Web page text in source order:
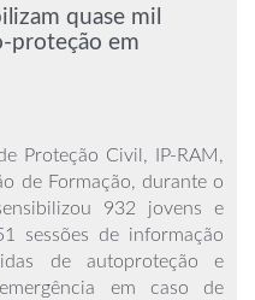
quase mil
proteção em
Proteção Civil, IP-RAM,
de Formação, durante o
932 jovens e
sessões de informação
de autoproteção e
em caso de